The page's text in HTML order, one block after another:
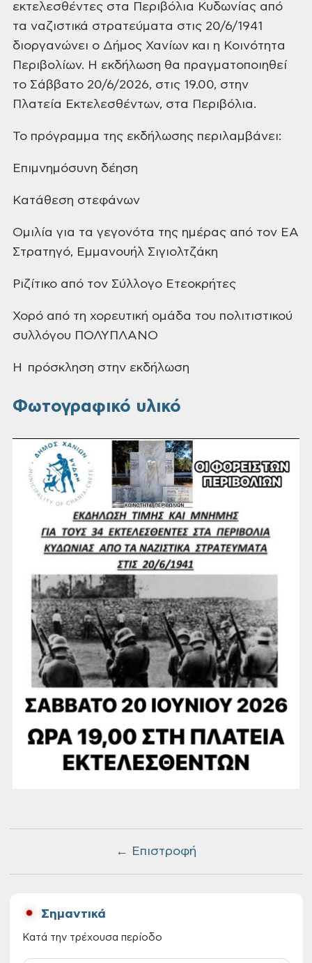
← Επιστροφή
εκτελεσθέντες στα Περιβόλια Κυδωνίας από
τα ναζιστικά στρατεύματα στις 20/6/1941
διοργανώνει ο Δήμος Χανίων και η Κοινότητα
Περιβολίων. Η εκδήλωση θα πραγματοποιηθεί
το Σάββατο 20/6/2026, στις 19.00, στην
Πλατεία Εκτελεσθέντων, στα Περιβόλια.
Το πρόγραμμα της εκδήλωσης περιλαμβάνει:
Επιμνημόσυνη δέηση
Κατάθεση στεφάνων
Ομιλία για τα γεγονότα της ημέρας από τον ΕΑ
Στρατηγό, Εμμανουήλ Σιγιολτζάκη
Ριζίτικο από τον Σύλλογο Ετεοκρήτες
Χορό από τη χορευτική ομάδα του πολιτιστικού
συλλόγου ΠΟΛΥΠΛΑΝΟ
H πρόσκληση στην εκδήλωση
Φωτογραφικό υλικό
Σημαντικά
Κατά την τρέχουσα περίοδο